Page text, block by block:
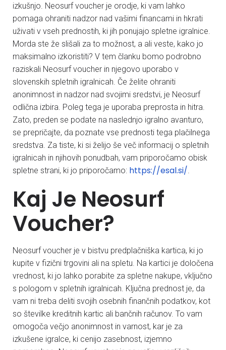
izkušnjo. Neosurf voucher je orodje, ki vam lahko
pomaga ohraniti nadzor nad vašimi financami in hkrati
uživati v vseh prednostih, ki jih ponujajo spletne igralnice.
Morda ste že slišali za to možnost, a ali veste, kako jo
maksimalno izkoristiti? V tem članku bomo podrobno
raziskali Neosurf voucher in njegovo uporabo v
slovenskih spletnih igralnicah. Če želite ohraniti
anonimnost in nadzor nad svojimi sredstvi, je Neosurf
odlična izbira. Poleg tega je uporaba preprosta in hitra.
Zato, preden se podate na naslednjo igralno avanturo,
se prepričajte, da poznate vse prednosti tega plačilnega
sredstva. Za tiste, ki si želijo še več informacij o spletnih
igralnicah in njihovih ponudbah, vam priporočamo obisk
spletne strani, ki jo priporočamo: https://esal.si/.
Kaj Je Neosurf
Voucher?
Neosurf voucher je v bistvu predplačniška kartica, ki jo
kupite v fizični trgovini ali na spletu. Na kartici je določena
vrednost, ki jo lahko porabite za spletne nakupe, vključno
s pologom v spletnih igralnicah. Ključna prednost je, da
vam ni treba deliti svojih osebnih finančnih podatkov, kot
so številke kreditnih kartic ali bančnih računov. To vam
omogoča večjo anonimnost in varnost, kar je za
izkušene igralce, ki cenijo zasebnost, izjemno